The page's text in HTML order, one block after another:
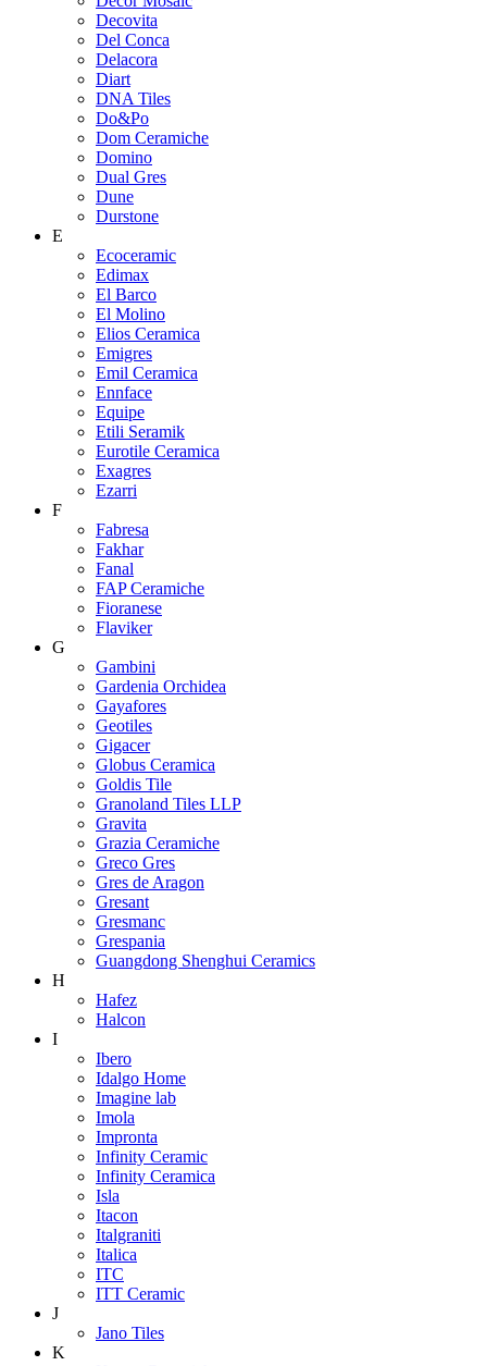
Decovita
Del Conca
Delacora
Diart
DNA Tiles
Do&Po
Dom Ceramiche
Domino
Dual Gres
Dune
Durstone
E
Ecoceramic
Edimax
El Barco
El Molino
Elios Ceramica
Emigres
Emil Ceramica
Ennface
Equipe
Etili Seramik
Eurotile Ceramica
Exagres
Ezarri
F
Fabresa
Fakhar
Fanal
FAP Ceramiche
Fioranese
Flaviker
G
Gambini
Gardenia Orchidea
Gayafores
Geotiles
Gigacer
Globus Ceramica
Goldis Tile
Granoland Tiles LLP
Gravita
Grazia Ceramiche
Greco Gres
Gres de Aragon
Gresant
Gresmanc
Grespania
Guangdong Shenghui Ceramics
H
Hafez
Halcon
I
Ibero
Idalgo Home
Imagine lab
Imola
Impronta
Infinity Ceramic
Infinity Ceramica
Isla
Itacon
Italgraniti
Italica
ITC
ITT Ceramic
J
Jano Tiles
K